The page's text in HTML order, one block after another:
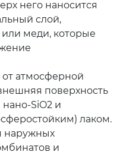
него наносится
слой,
меди, которые
атмосферной
поверхность
SiO2 и
лаком.
наружных
и